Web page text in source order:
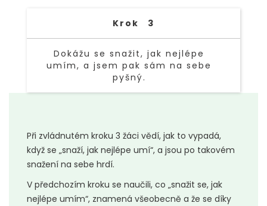
Krok 3
Dokážu se snažit, jak nejlépe
umím, a jsem pak sám na sebe
pyšný.
Při zvládnutém kroku 3 žáci vědí, jak to vypadá,
když se „snaží, jak nejlépe umí“, a jsou po takovém
snažení na sebe hrdí.
V předchozím kroku se naučili, co „snažit se, jak
nejlépe umím“, znamená všeobecně a že se díky